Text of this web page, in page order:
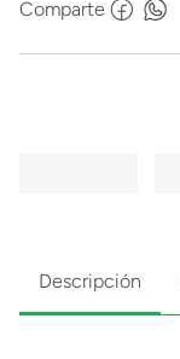
Comparte
Descripción